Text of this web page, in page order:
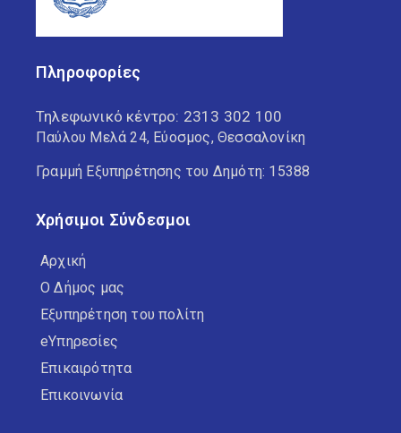
Πληροφορίες
Τηλεφωνικό κέντρο: 2313 302 100
Παύλου Μελά 24, Εύοσμος, Θεσσαλονίκη
Γραμμή Εξυπηρέτησης του Δημότη: 15388
Χρήσιμοι Σύνδεσμοι
Αρχική
Ο Δήμος μας
Εξυπηρέτηση του πολίτη
eΥπηρεσίες
Επικαιρότητα
Επικοινωνία